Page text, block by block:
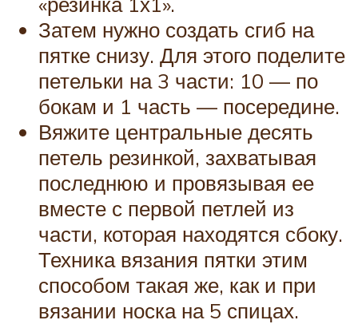
Затем нужно создать сгиб на
пятке снизу. Для этого поделите
петельки на 3 части: 10 — по
бокам и 1 часть — посередине.
Вяжите центральные десять
петель резинкой, захватывая
последнюю и провязывая ее
вместе с первой петлей из
части, которая находятся сбоку.
Техника вязания пятки этим
способом такая же, как и при
вязании носка на 5 спицах.